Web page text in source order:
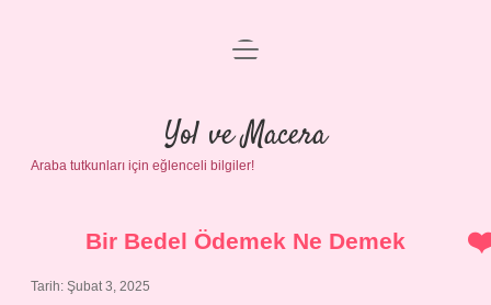
Anasayfa
Gizlilik Politikası
Yasal Uyarı
menüyü
Yol ve Macera
Araba tutkunları için eğlenceli bilgiler!
Bir Bedel Ödemek Ne Demek
Tarih: Şubat 3, 2025